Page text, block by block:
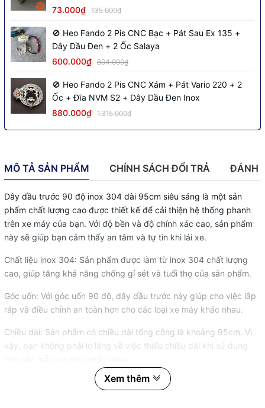
73.000₫ 135.000₫
🚫 Heo Fando 2 Pis CNC Bạc + Pát Sau Ex 135 +
Dây Dầu Đen + 2 Ốc Salaya
600.000₫ 804.000₫
🚫 Heo Fando 2 Pis CNC Xám + Pát Vario 220 + 2
Ốc + Đĩa NVM S2 + Dây Dầu Đen Inox
880.000₫ 1.315.000₫
MÔ TẢ SẢN PHẨM CHÍNH SÁCH ĐỔI TRẢ ĐÁNH
Dây dầu trước 90 độ inox 304 dài 95cm siêu sáng là một sản
phẩm chất lượng cao được thiết kế để cải thiện hệ thống phanh
trên xe máy của bạn. Với độ bền và độ chính xác cao, sản phẩm
này sẽ giúp bạn cảm thấy an tâm và tự tin khi lái xe.
Chất liệu inox 304: Sản phẩm được làm từ inox 304 chất lượng
cao, giúp tăng khả năng chống gỉ sét và tuổi thọ của sản phẩm.
Góc uốn: Với góc uốn 90 độ, dây dầu trước này giúp cho việc lắp
ráp và điều chỉnh an toàn hơn cho các loại xe máy khác nhau.
Chiều dài: Sản phẩm có chiều dài tổng cộng là khoảng 95cm. Vì
vậy, bạn không phải lo lắng về việc thiếu chiều dài khi sử dung
Những tính năng nổi bật của Dây Dầu Trước Inox siêu sáng này
Xem thêm